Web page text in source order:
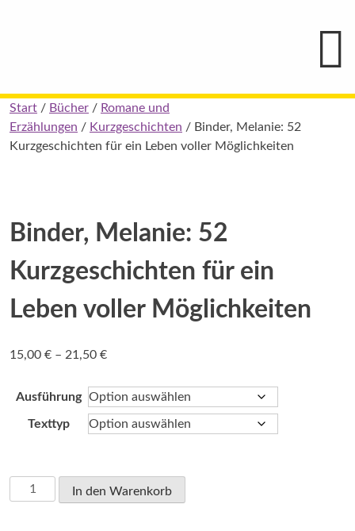
Pauline
von
Mallinckrodt
Skip
to
content
Start / Bücher / Romane und
Erzählungen / Kurzgeschichten / Binder, Melanie: 52
Kurzgeschichten für ein Leben voller Möglichkeiten
Binder, Melanie: 52
Kurzgeschichten für ein
Leben voller Möglichkeiten
15,00 € – 21,50 €Preisspanne:
bis
21,50 €
Ausführung
Texttyp
Binder,
Melanie:
In den Warenkorb